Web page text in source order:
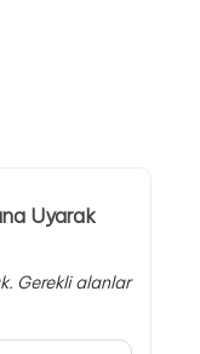
Uyarak
Gerekli alanlar